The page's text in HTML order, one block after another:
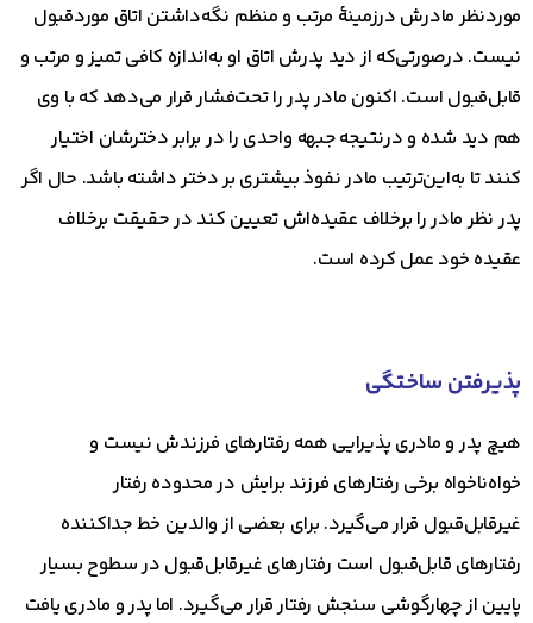
موردنظر مادرش درزمینهٔ مرتب و منظم نگه‌داشتن اتاق موردقبول
نیست. درصورتی‌که از دید پدرش اتاق او به‌اندازه کافی تمیز و مرتب و
قابل‌قبول است. اکنون مادر پدر را تحت‌فشار قرار می‌دهد که با وی
هم دید شده و درنتیجه جبهه واحدی را در برابر دخترشان اختیار
کنند تا به‌این‌ترتیب مادر نفوذ بیشتری بر دختر داشته باشد. حال اگر
پدر نظر مادر را برخلاف عقیده‌اش تعیین کند در حقیقت برخلاف
عقیده خود عمل کرده است.
پذیرفتن ساختگی
هیچ پدر و مادری پذیرایی همه رفتارهای فرزندش نیست و
خواه‌ناخواه برخی رفتارهای فرزند برایش در محدوده رفتار
غیرقابل‌قبول قرار می‌گیرد. برای بعضی از والدین خط جداکننده
رفتارهای قابل‌قبول است رفتارهای غیرقابل‌قبول در سطوح بسیار
پایین از چهارگوشی سنجش رفتار قرار می‌گیرد. اما پدر و مادری یافت